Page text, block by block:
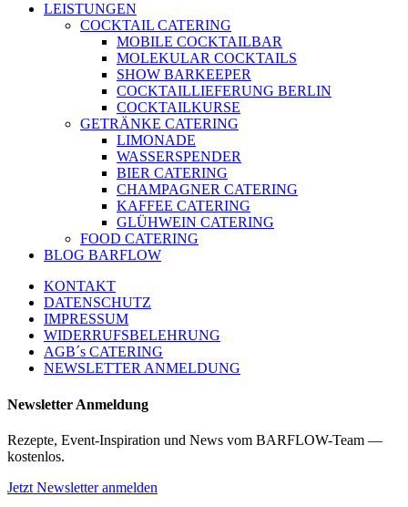
LEISTUNGEN
COCKTAIL CATERING
MOBILE COCKTAILBAR
MOLEKULAR COCKTAILS
SHOW BARKEEPER
COCKTAILLIEFERUNG BERLIN
COCKTAILKURSE
GETRÄNKE CATERING
LIMONADE
WASSERSPENDER
BIER CATERING
CHAMPAGNER CATERING
KAFFEE CATERING
GLÜHWEIN CATERING
FOOD CATERING
BLOG BARFLOW
KONTAKT
DATENSCHUTZ
IMPRESSUM
WIDERRUFSBELEHRUNG
AGB´s CATERING
NEWSLETTER ANMELDUNG
Newsletter Anmeldung
Rezepte, Event-Inspiration und News vom BARFLOW-Team —
kostenlos.
Jetzt Newsletter anmelden